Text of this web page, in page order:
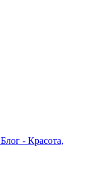
Блог - Красота,